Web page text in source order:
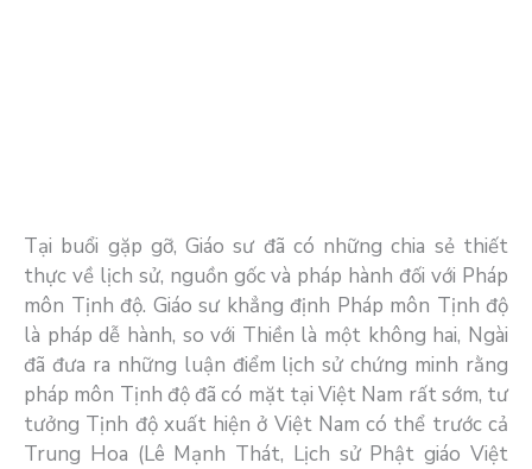
Tại buổi gặp gỡ, Giáo sư đã có những chia sẻ thiết
thực về lịch sử, nguồn gốc và pháp hành đối với Pháp
môn Tịnh độ. Giáo sư khẳng định Pháp môn Tịnh độ
là pháp dễ hành, so với Thiền là một không hai, Ngài
đã đưa ra những luận điểm lịch sử chứng minh rằng
pháp môn Tịnh độ đã có mặt tại Việt Nam rất sớm, tư
tưởng Tịnh độ xuất hiện ở Việt Nam có thể trước cả
Trung Hoa (Lê Mạnh Thát, Lịch sử Phật giáo Việt